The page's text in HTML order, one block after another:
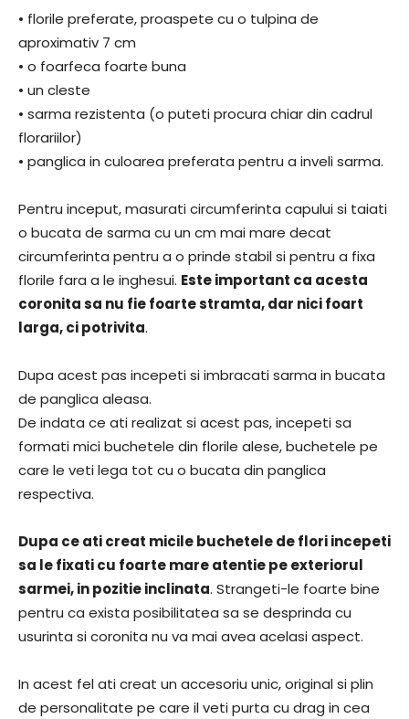
• florile preferate, proaspete cu o tulpina de
aproximativ 7 cm
• o foarfeca foarte buna
• un cleste
• sarma rezistenta (o puteti procura chiar din cadrul
florariilor)
• panglica in culoarea preferata pentru a inveli sarma.
Pentru inceput, masurati circumferinta capului si taiati
o bucata de sarma cu un cm mai mare decat
circumferinta pentru a o prinde stabil si pentru a fixa
florile fara a le inghesui. Este important ca acesta
coronita sa nu fie foarte stramta, dar nici foart
larga, ci potrivita.
Dupa acest pas incepeti si imbracati sarma in bucata
de panglica aleasa.
De indata ce ati realizat si acest pas, incepeti sa
formati mici buchetele din florile alese, buchetele pe
care le veti lega tot cu o bucata din panglica
respectiva.
Dupa ce ati creat micile buchetele de flori incepeti
sa le fixati cu foarte mare atentie pe exteriorul
sarmei, in pozitie inclinata. Strangeti-le foarte bine
pentru ca exista posibilitatea sa se desprinda cu
usurinta si coronita nu va mai avea acelasi aspect.
In acest fel ati creat un accesoriu unic, original si plin
de personalitate pe care il veti purta cu drag in cea